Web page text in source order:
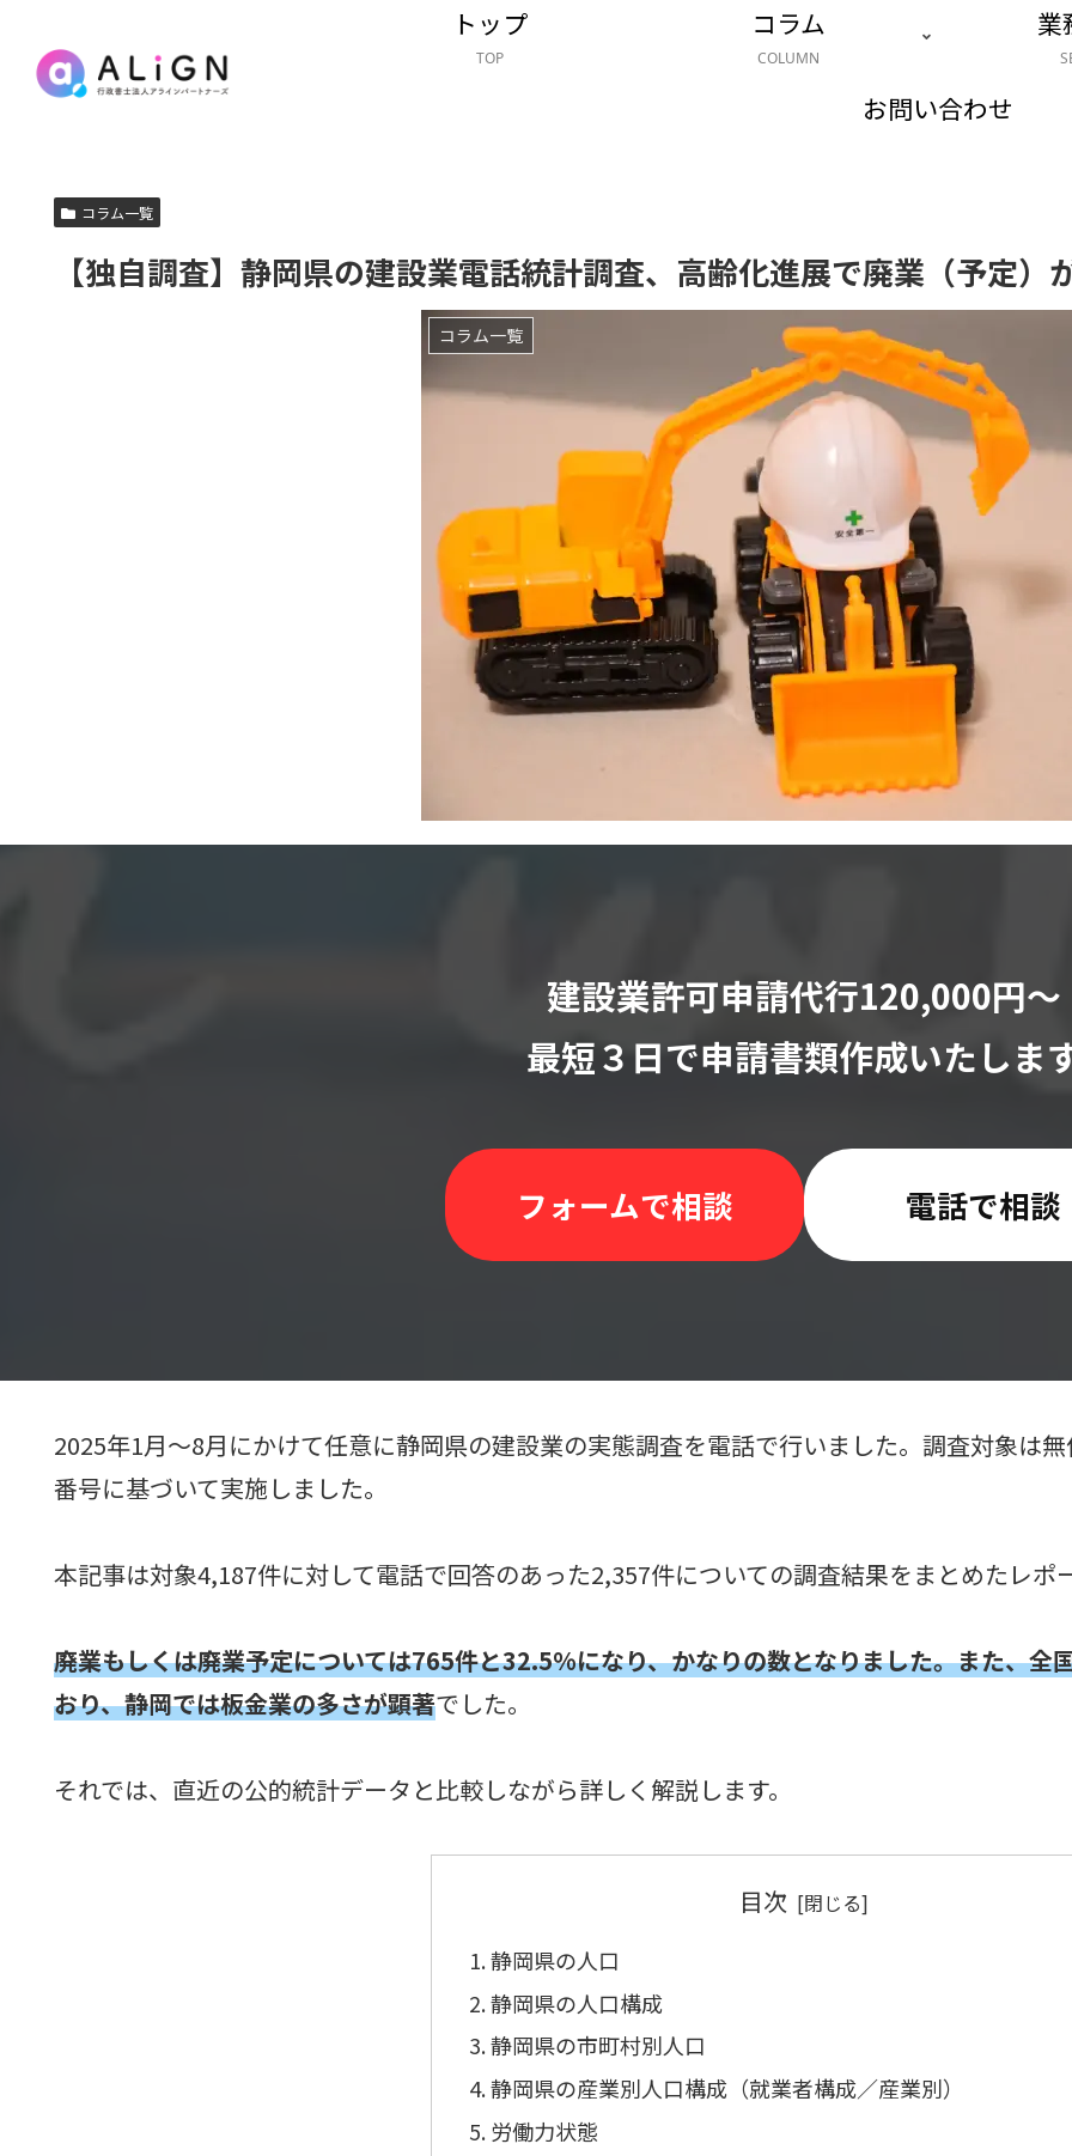
トップ
TOP
コラム
COLUMN
業
お問い合わせ
コラム一覧
【独自調査】静岡県の建設業電話統計調査、高齢化進展で廃業（予定）
コラム一覧
建設業許可申請代行120,000円〜
最短３日で申請書類作成いたしま
フォームで相談 電話で相談
2025年1月～8月にかけて任意に静岡県の建設業の実態調査を電話で行いました。調査対象は
番号に基づいて実施しました。
本記事は対象4,187件に対して電話で回答のあった2,357件についての調査結果をまとめたレポ
廃業もしくは廃業予定については765件と32.5%になり、かなりの数となりました。また、全
おり、静岡では板金業の多さが顕著でした。
それでは、直近の公的統計データと比較しながら詳しく解説します。
目次
静岡県の人口
静岡県の人口構成
静岡県の市町村別人口
静岡県の産業別人口構成（就業者構成／産業別）
労働力状態